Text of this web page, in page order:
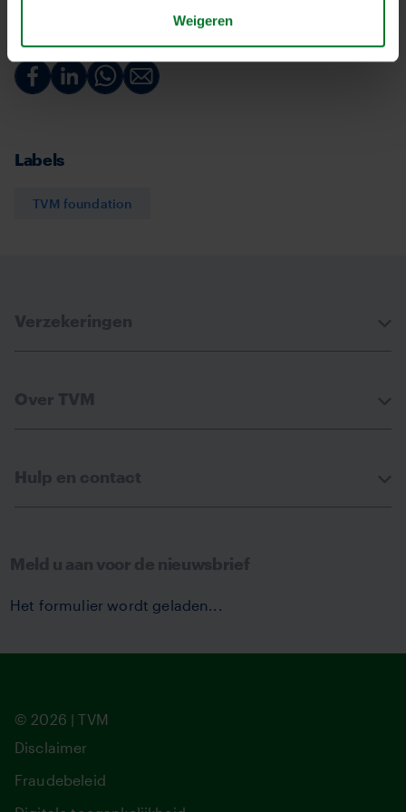
Weigeren
Deel Deel Deel Deel
Labels
TVM foundation
Verzekeringen
Over TVM
Hulp en contact
Meld u aan voor de nieuwsbrief
Het formulier wordt geladen...
© 2026 | TVM
Disclaimer
Fraudebeleid